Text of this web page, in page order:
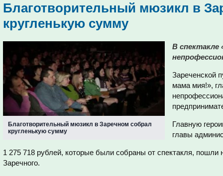
Благотворительный мюзикл в
кругленькую сумму
Благотворительный мюзикл в Заречном собрал
кругленькую сумму
В спектакле
Зареченской
мама мия!»,
Главную
главы
1 275 718 рублей, которые были собраны от спектакля, пошли
Заречного.